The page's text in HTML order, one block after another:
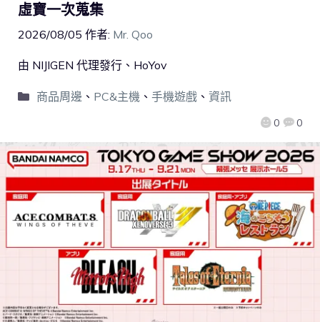
虛寶一次蒐集
2026/08/05 作者: Mr. Qoo
0 0
由 NIJIGEN 代理發行、HoYov
商品周邊 、 PC&主機 、 手機遊戲、 資訊